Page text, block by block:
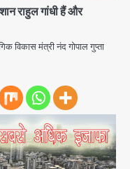
राहुल गांधी हैं और
मंत्री नंद गोपाल गुप्ता
हाई कोर्ट जज व पूर्व
कूड़ा हटाया
नोएडा
सीलिंग गिरी, गायनो